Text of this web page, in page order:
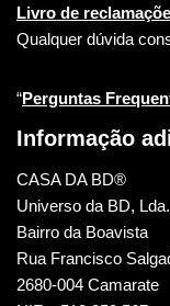
Livro de
Qualquer dúvida
“Perguntas
Informação
CASA DA BD®
Universo da BD, Lda.
Bairro da Boavista
Rua Francisco
2680-004 Camarate